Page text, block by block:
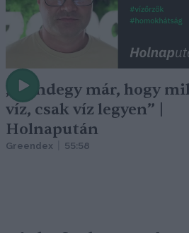
„Mindegy már, hogy
víz, csak víz legyen” |
Holnapután
Greendex 55:58